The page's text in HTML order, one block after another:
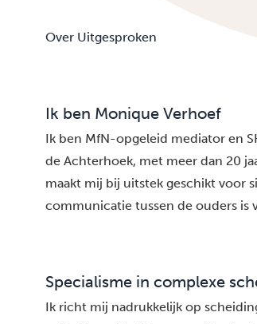
Over Uitgesproken
Ik ben Monique Verhoef
Ik ben MfN-opgeleid mediator en
de Achterhoek, met meer dan 20
maakt mij bij uitstek geschikt voor
communicatie tussen de ouders is
Specialisme in complexe
Ik richt mij nadrukkelijk op